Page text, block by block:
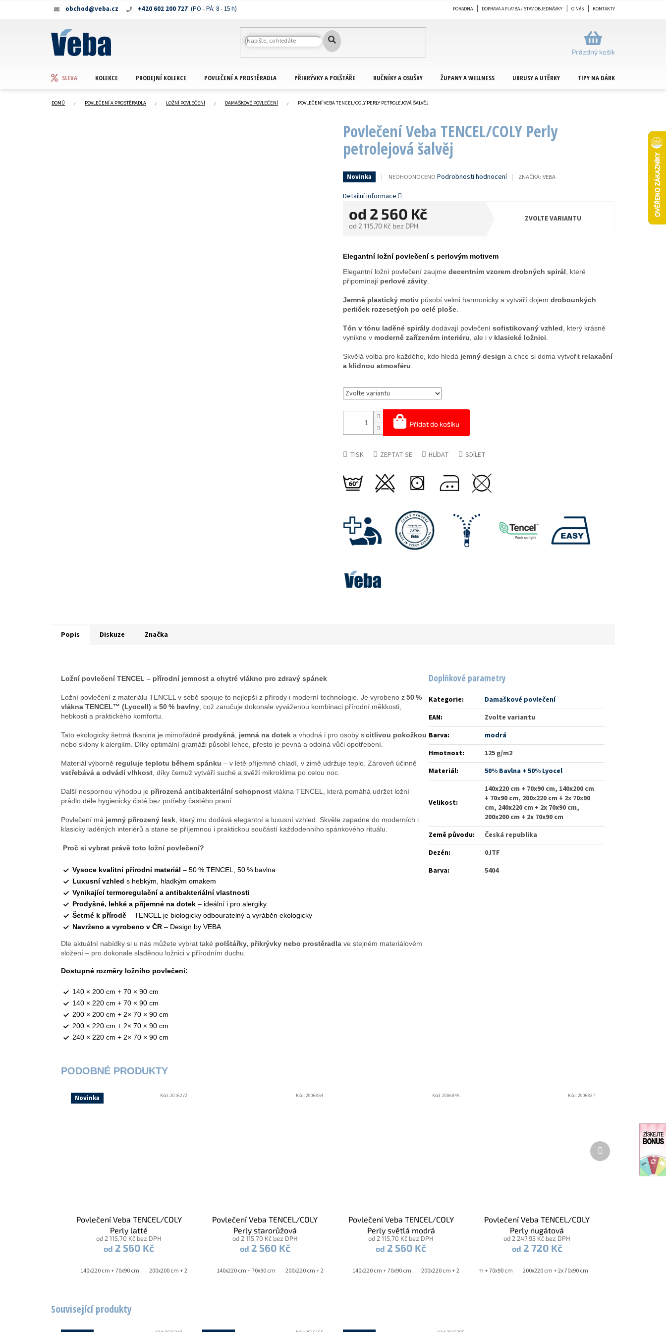
+420 602 200 727
obchod@veba.cz PORADNA DOPRAVA A PLATBA / STAV OBJEDNÁVKY O NÁS KONTAKTY
NÁKUPNÍ
KOŠÍK
Prázdný košík
SLEVA KOLEKCE PRODEJNÍ KOLEKCE POVLEČENÍ A PROSTĚRADLA PŘIKRÝVKY A POLŠTÁŘE RUČNÍKY A OSUŠKY ŽUPANY A WELLNESS UBRUSY A UTĚRKY TIPY NA DÁRKY
DOMŮ POVLEČENÍ A PROSTĚRADLA LOŽNÍ POVLEČENÍ DAMAŠKOVÉ POVLEČENÍ POVLEČENÍ VEBA TENCEL/COLY PERLY PETROLEJOVÁ ŠALVĚJ
Povlečení Veba TENCEL/COLY Perly
petrolejová šalvěj
Novinka
PRŮMĚRNÉ
PRODUKTU
JE
0,0
Z
5
NEOHODNOCENO Podrobnosti hodnocení ZNAČKA: VEBA
od 2 560 Kč
od 2 115,70 Kč bez DPH
ZVOLTE VARIANTU
Přidat do košíku
Elegantní ložní povlečení s perlovým motivem
Elegantní ložní povlečení zaujme decentním vzorem drobných spirál, které
připomínají perlové závity.
Jemně plastický motiv působí velmi harmonicky a vytváří dojem drobounkých
perliček rozesetých po celé ploše.
Tón v tónu laděné spirály dodávají povlečení sofistikovaný vzhled, který krásně
vynikne v moderně zařízeném interiéru, ale i v klasické ložnici.
Skvělá volba pro každého, kdo hledá jemný design a chce si doma vytvořit relaxační
a klidnou atmosféru.
Detailní informace
TISK ZEPTAT SE HLÍDAT SDÍLET
Související produkty
Popis Diskuze Značka
Ložní povlečení TENCEL – přírodní jemnost a chytré vlákno pro zdravý spánek
Ložní povlečení z materiálu TENCEL v sobě spojuje to nejlepší z přírody i moderní technologie. Je vyrobeno z50 %
vlákna TENCEL™ (Lyocell) a 50 % bavlny, což zaručuje dokonale vyváženou kombinaci přírodní měkkosti,
hebkosti a praktického komfortu.
Tato ekologicky šetrná tkanina je mimořádně prodyšná, jemná na dotek a vhodná i pro osoby scitlivou pokožkou
nebo sklony k alergiím. Díky optimální gramáži působí lehce, přesto je pevná a odolná vůči opotřebení.
Materiál výborně reguluje teplotu během spánku – v létě příjemně chladí, v zimě udržuje teplo. Zároveň účinně
vstřebává a odvádí vlhkost, díky čemuž vytváří suché a svěží mikroklima po celou noc.
Další nespornou výhodou je přirozená antibakteriální schopnost vlákna TENCEL, která pomáhá udržet ložní
prádlo déle hygienicky čisté bez potřeby častého praní.
Povlečení má jemný přirozený lesk, který mu dodává elegantní a luxusní vzhled. Skvěle zapadne do moderních i
klasicky laděných interiérů a stane se příjemnou i praktickou součástí každodenního spánkového rituálu.
Proč si vybrat právě toto ložní povlečení?
Vysoce kvalitní přírodní materiál – 50 % TENCEL, 50 % bavlna
Luxusní vzhled s hebkým, hladkým omakem
Vynikající termoregulační a antibakteriální vlastnosti
Prodyšné, lehké a příjemné na dotek – ideální i pro alergiky
Šetrné k přírodě – TENCEL je biologicky odbouratelný a vyráběn ekologicky
Navrženo a vyrobeno v ČR – Design by VEBA
Dle aktuální nabídky si u nás můžete vybrat také polštářky, přikrývky nebo prostěradla ve stejném materiálovém
složení – pro dokonale sladěnou ložnici v přírodním duchu.
Dostupné rozměry ložního povlečení:
140 × 200 cm + 70 × 90 cm
140 × 220 cm + 70 × 90 cm
200 × 200 cm + 2× 70 × 90 cm
200 × 220 cm + 2× 70 × 90 cm
240 × 220 cm + 2× 70 × 90 cm
Doplňkové parametry
Kategorie:
Damaškové povlečení
EAN:
Zvolte variantu
Barva:
modrá
Hmotnost:
125 g/m2
Materiál: 50% Bavlna + 50% Lyocel
Velikost:
140x220 cm + 70x90 cm, 140x200 cm
+ 70x90 cm, 200x220 cm + 2x 70x90
cm, 240x220 cm + 2x 70x90 cm,
200x200 cm + 2x 70x90 cm
Země původu:
Česká republika
Dezén:
0JTF
Barva: 5404
Novinka
Povlečení Veba TENCEL/COLY
Perly latté
od 2 115,70 Kč bez DPH
od 2 560 Kč
140x220 cm + 70x90 cm 200x200 cm + 2x 70x90 cm
Kód:2016272
Povlečení Veba TENCEL/COLY
Perly starorůžová
od 2 115,70 Kč bez DPH
od 2 560 Kč
140x200 cm + 70x90 cm 140x220 cm + 70x90 cm 200x220 cm + 2x 70x90 cm
Kód:2006854
Povlečení Veba TENCEL/COLY
Perly světlá modrá
od 2 115,70 Kč bez DPH
od 2 560 Kč
140x200 cm + 70x90 cm 140x220 cm + 70x90 cm 200x220 cm + 2x 70x90 cm
Kód:2006845
Povlečení Veba TENCEL/COLY
Perly nugátová
od 2 247,93 Kč bez DPH
od 2 720 Kč
140x220 cm + 70x90 cm 200x220 cm + 2x 70x90 cm
Kód:2006837
Další
produkt